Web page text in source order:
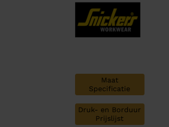
Maat
Specificatie
Druk- en Borduur
Prijslijst